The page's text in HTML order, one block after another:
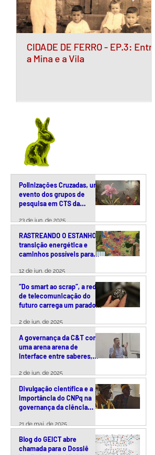
CIDADE DE FERRO - EP.3: Entre
a Mina e a Vila
Polinizações Cruzadas, um
evento dos grupos de
pesquisa em CTS da
23 de jun. de 2025
RASTREANDO O ESTANHO:
transição energética e
caminhos possíveis para
responsável da cassiterita
12 de jun. de 2025
“Do smart ao scrap”, a rede
de telecomunicação do
futuro carrega um paradoxo
2 de jun. de 2025
A governança da C&T como
uma arena arena de
interface entre saberes,
públicas
2 de jun. de 2025
Divulgação científica e a
importância do CNPq na
governança da ciência
com Arquimedes Paiva
21 de mai. de 2025
Blog do GEICT abre
chamada para o Dossiê